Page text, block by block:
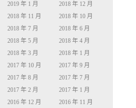
2019 年 1 月
2018 年 12 月
2018 年 11 月
2018 年 10 月
2018 年 7 月
2018 年 6 月
2018 年 5 月
2018 年 4 月
2018 年 3 月
2018 年 1 月
2017 年 10 月
2017 年 9 月
2017 年 8 月
2017 年 7 月
2017 年 2 月
2017 年 1 月
2016 年 12 月
2016 年 11 月